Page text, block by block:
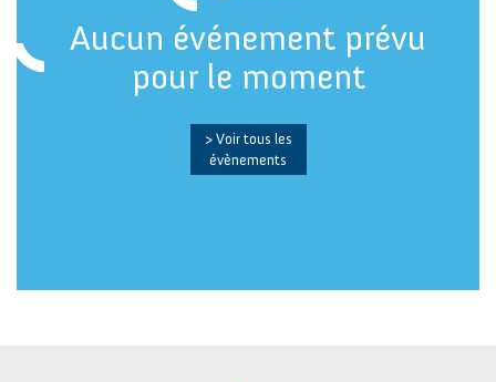
Aucun événement prévu
pour le moment
> Voir tous les
évènements